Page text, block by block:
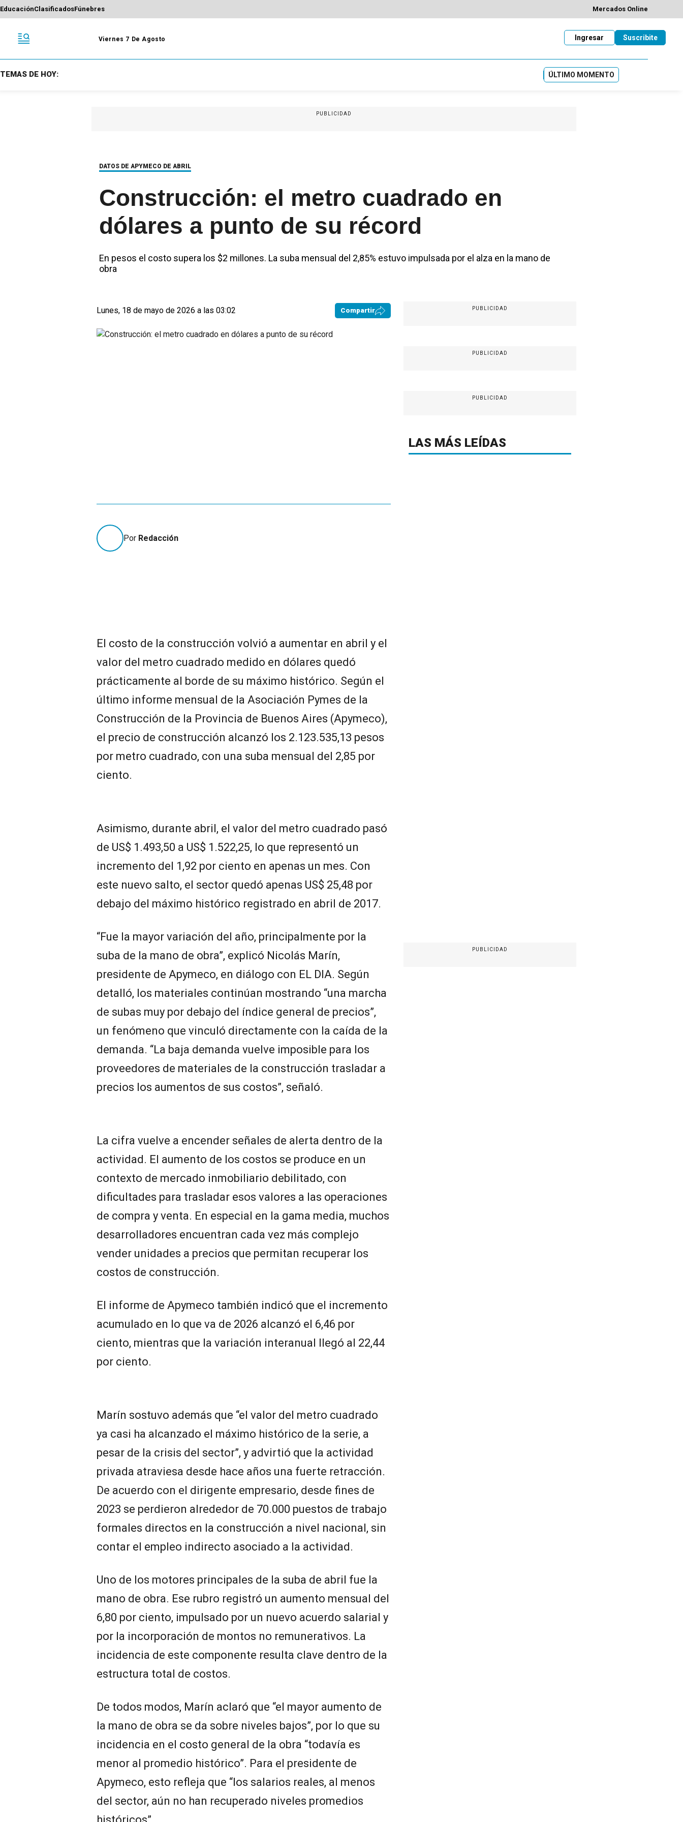
EducaciónClasificadosFúnebres Mercados Online
Viernes 7 De Agosto Suscribite
Ingresar
TEMAS DE HOY: ÚLTIMO MOMENTO
PUBLICIDAD
DATOS DE APYMECO DE ABRIL
Construcción: el metro cuadrado en
dólares a punto de su récord
En pesos el costo supera los $2 millones. La suba mensual del 2,85% estuvo impulsada por el alza en la mano de
obra
Lunes, 18 de mayo de 2026 a las 03:02 Compartir
Por Redacción
El costo de la construcción volvió a aumentar en abril y el
valor del metro cuadrado medido en dólares quedó
prácticamente al borde de su máximo histórico. Según el
último informe mensual de la Asociación Pymes de la
Construcción de la Provincia de Buenos Aires (Apymeco),
el precio de construcción alcanzó los 2.123.535,13 pesos
por metro cuadrado, con una suba mensual del 2,85 por
ciento.
Asimismo, durante abril, el valor del metro cuadrado pasó
de US$ 1.493,50 a US$ 1.522,25, lo que representó un
incremento del 1,92 por ciento en apenas un mes. Con
este nuevo salto, el sector quedó apenas US$ 25,48 por
debajo del máximo histórico registrado en abril de 2017.
“Fue la mayor variación del año, principalmente por la
suba de la mano de obra”, explicó Nicolás Marín,
presidente de Apymeco, en diálogo con EL DIA. Según
detalló, los materiales continúan mostrando “una marcha
de subas muy por debajo del índice general de precios”,
un fenómeno que vinculó directamente con la caída de la
demanda. “La baja demanda vuelve imposible para los
proveedores de materiales de la construcción trasladar a
precios los aumentos de sus costos”, señaló.
La cifra vuelve a encender señales de alerta dentro de la
actividad. El aumento de los costos se produce en un
contexto de mercado inmobiliario debilitado, con
dificultades para trasladar esos valores a las operaciones
de compra y venta. En especial en la gama media, muchos
desarrolladores encuentran cada vez más complejo
vender unidades a precios que permitan recuperar los
costos de construcción.
El informe de Apymeco también indicó que el incremento
acumulado en lo que va de 2026 alcanzó el 6,46 por
ciento, mientras que la variación interanual llegó al 22,44
por ciento.
Marín sostuvo además que “el valor del metro cuadrado
ya casi ha alcanzado el máximo histórico de la serie, a
pesar de la crisis del sector”, y advirtió que la actividad
privada atraviesa desde hace años una fuerte retracción.
De acuerdo con el dirigente empresario, desde fines de
2023 se perdieron alrededor de 70.000 puestos de trabajo
formales directos en la construcción a nivel nacional, sin
contar el empleo indirecto asociado a la actividad.
Uno de los motores principales de la suba de abril fue la
mano de obra. Ese rubro registró un aumento mensual del
6,80 por ciento, impulsado por un nuevo acuerdo salarial y
por la incorporación de montos no remunerativos. La
incidencia de este componente resulta clave dentro de la
estructura total de costos.
De todos modos, Marín aclaró que “el mayor aumento de
la mano de obra se da sobre niveles bajos”, por lo que su
incidencia en el costo general de la obra “todavía es
menor al promedio histórico”. Para el presidente de
Apymeco, esto refleja que “los salarios reales, al menos
del sector, aún no han recuperado niveles promedios
PUBLICIDAD
PUBLICIDAD
PUBLICIDAD
LAS MÁS LEÍDAS
PUBLICIDAD